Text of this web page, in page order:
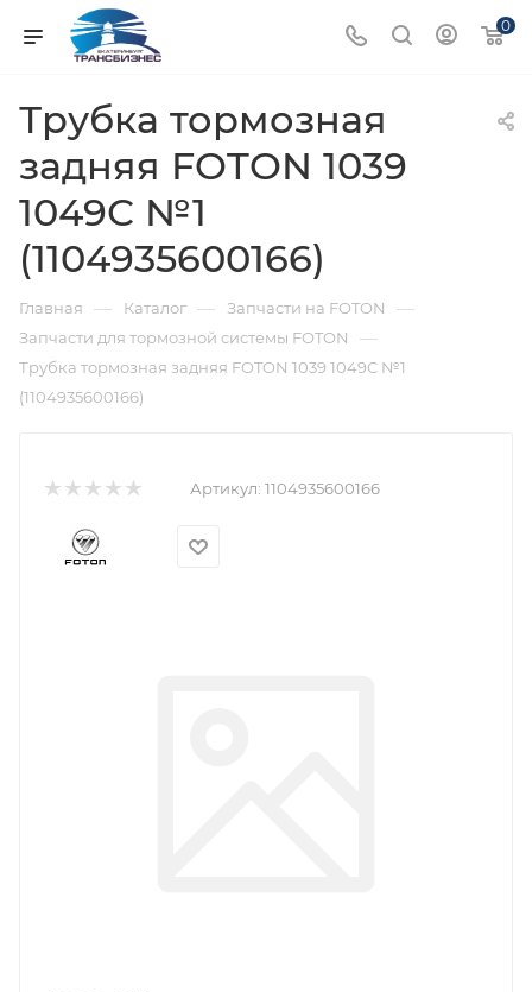
0
Трубка тормозная
задняя FOTON 1039
1049С №1
(1104935600166)
Главная — Каталог — Запчасти на FOTON —
Запчасти для тормозной системы FOTON —
Трубка тормозная задняя FOTON 1039 1049С №1
(1104935600166)
Артикул: 1104935600166